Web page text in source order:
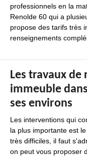
professionnels en la
Renolde 60 qui a
propose des tarifs très
renseignements
Les travaux
immeuble
ses environs
Les interventions qui
la plus importante est
très difficiles, il faut
on peut vous proposer